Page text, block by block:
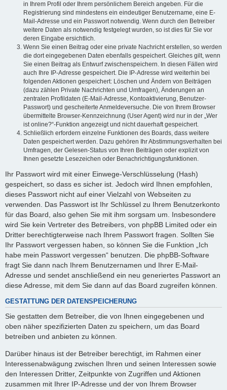
in Ihrem Profil oder Ihrem persönlichem Bereich angeben. Für die
Registrierung sind mindestens ein eindeutiger Benutzername, eine E-
Mail-Adresse und ein Passwort notwendig. Wenn durch den Betreiber
weitere Daten als notwendig festgelegt wurden, so ist dies für Sie vor
deren Eingabe ersichtlich.
Wenn Sie einen Beitrag oder eine private Nachricht erstellen, so werden
die dort eingegebenen Daten ebenfalls gespeichert. Gleiches gilt, wenn
Sie einen Beitrag als Entwurf zwischenspeichern. In diesen Fällen wird
auch Ihre IP-Adresse gespeichert. Die IP-Adresse wird weiterhin bei
folgenden Aktionen gespeichert: Löschen und Ändern von Beiträgen
(dazu zählen Private Nachrichten und Umfragen), Änderungen an
zentralen Profildaten (E-Mail-Adresse, Kontoaktivierung, Benutzer-
Passwort) und gescheiterte Anmeldeversuche. Die von Ihrem Browser
übermittelte Browser-Kennzeichnung (User Agent) wird nur in der „Wer
ist online?“-Funktion angezeigt und nicht dauerhaft gespeichert.
Schließlich erfordern einzelne Funktionen des Boards, dass weitere
Daten gespeichert werden. Dazu gehören Ihr Abstimmungsverhalten bei
Umfragen, der Gelesen-Status von Ihren Beiträgen oder explizit von
Ihnen gesetzte Lesezeichen oder Benachrichtigungsfunktionen.
Ihr Passwort wird mit einer Einwege-Verschlüsselung (Hash)
gespeichert, so dass es sicher ist. Jedoch wird Ihnen empfohlen,
dieses Passwort nicht auf einer Vielzahl von Webseiten zu
verwenden. Das Passwort ist Ihr Schlüssel zu Ihrem Benutzerkonto
für das Board, also gehen Sie mit ihm sorgsam um. Insbesondere
wird Sie kein Vertreter des Betreibers, von phpBB Limited oder ein
Dritter berechtigterweise nach Ihrem Passwort fragen. Sollten Sie
Ihr Passwort vergessen haben, so können Sie die Funktion „Ich
habe mein Passwort vergessen“ benutzen. Die phpBB-Software
fragt Sie dann nach Ihrem Benutzernamen und Ihrer E-Mail-
Adresse und sendet anschließend ein neu generiertes Passwort an
diese Adresse, mit dem Sie dann auf das Board zugreifen können.
GESTATTUNG DER DATENSPEICHERUNG
Sie gestatten dem Betreiber, die von Ihnen eingegebenen und
oben näher spezifizierten Daten zu speichern, um das Board
betreiben und anbieten zu können.
Darüber hinaus ist der Betreiber berechtigt, im Rahmen einer
Interessenabwägung zwischen Ihren und seinen Interessen sowie
den Interessen Dritter, Zeitpunkte von Zugriffen und Aktionen
zusammen mit Ihrer IP-Adresse und der von Ihrem Browser